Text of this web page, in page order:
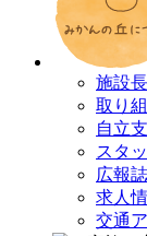
施設
取り
自立
スタ
広報誌
求人
交通